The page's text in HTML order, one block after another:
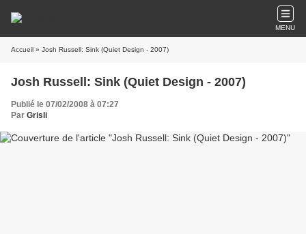
MENU
Accueil » Josh Russell: Sink (Quiet Design - 2007)
Josh Russell: Sink (Quiet Design - 2007)
Publié le 07/02/2008 à 07:27
Par Grisli